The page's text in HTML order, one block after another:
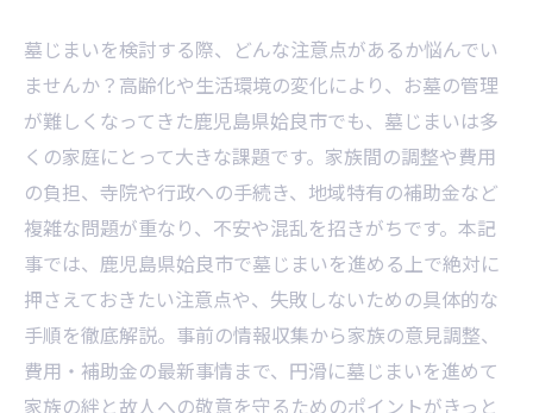
墓じまいを検討する際、どんな注意点があるか悩んでい
ませんか？高齢化や生活環境の変化により、お墓の管理
が難しくなってきた鹿児島県姶良市でも、墓じまいは多
くの家庭にとって大きな課題です。家族間の調整や費用
の負担、寺院や行政への手続き、地域特有の補助金など
複雑な問題が重なり、不安や混乱を招きがちです。本記
事では、鹿児島県姶良市で墓じまいを進める上で絶対に
押さえておきたい注意点や、失敗しないための具体的な
手順を徹底解説。事前の情報収集から家族の意見調整、
費用・補助金の最新事情まで、円滑に墓じまいを進めて
家族の絆と故人への敬意を守るためのポイントがきっと